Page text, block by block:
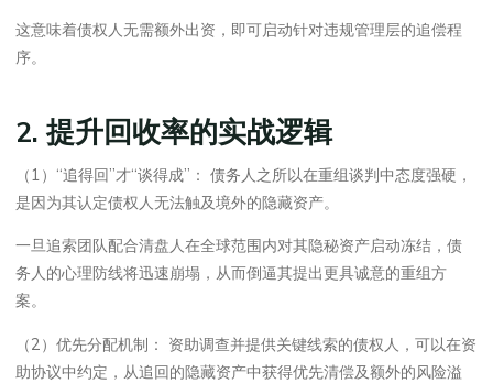
这意味着债权人无需额外出资，即可启动针对违规管理层的追偿程
序。
2. 提升回收率的实战逻辑
（1）“追得回”才“谈得成”： 债务人之所以在重组谈判中态度强硬，
是因为其认定债权人无法触及境外的隐藏资产。
一旦追索团队配合清盘人在全球范围内对其隐秘资产启动冻结，债
务人的心理防线将迅速崩塌，从而倒逼其提出更具诚意的重组方
案。
（2）优先分配机制： 资助调查并提供关键线索的债权人，可以在资
助协议中约定，从追回的隐藏资产中获得优先清偿及额外的风险溢